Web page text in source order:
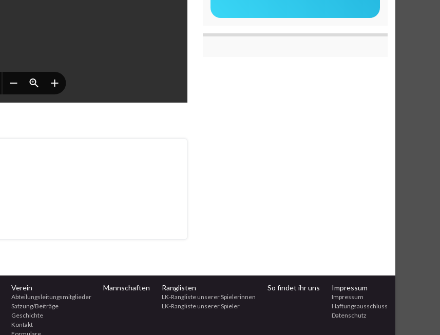
Verein
Abteilungsleitungsmitglieder
Satzung/Beiträge
Geschichte
Kontakt
Formulare
Mannschaften Ranglisten
LK-Rangliste unserer Spielerinnen
LK-Rangliste unserer Spieler
So findet ihr uns Impressum
Impressum
Haftungsausschluss
Datenschutz